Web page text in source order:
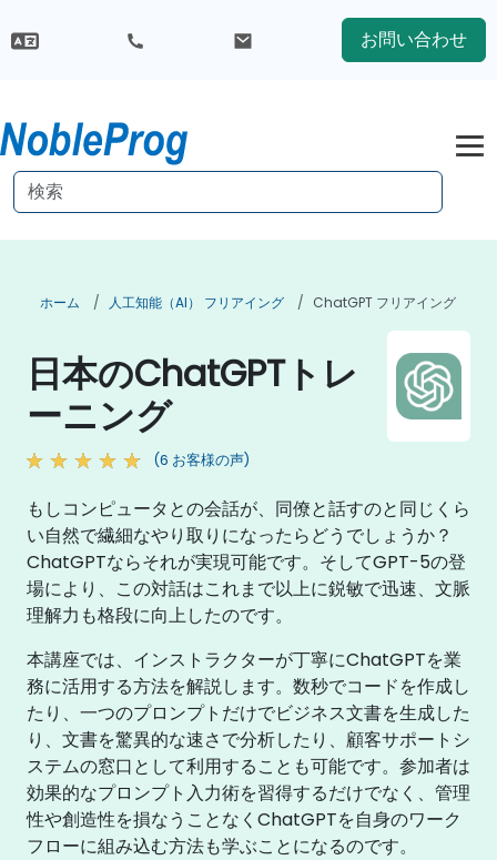
お問い合わせ
ホーム 人工知能（AI） フリアイング ChatGPT フリアイング
日本のChatGPTトレ
ーニング
(6 お客様の声)
もしコンピュータとの会話が、同僚と話すのと同じくら
い自然で繊細なやり取りになったらどうでしょうか？
ChatGPTならそれが実現可能です。そしてGPT-5の登
場により、この対話はこれまで以上に鋭敏で迅速、文脈
理解力も格段に向上したのです。
本講座では、インストラクターが丁寧にChatGPTを業
務に活用する方法を解説します。数秒でコードを作成し
たり、一つのプロンプトだけでビジネス文書を生成した
り、文書を驚異的な速さで分析したり、顧客サポートシ
ステムの窓口として利用することも可能です。参加者は
効果的なプロンプト入力術を習得するだけでなく、管理
性や創造性を損なうことなくChatGPTを自身のワーク
フローに組み込む方法も学ぶことになるのです。